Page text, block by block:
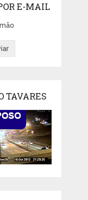
E-MAIL
TAVARES